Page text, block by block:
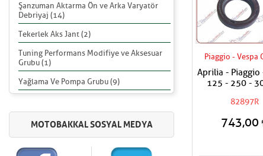
Şanzuman Aktarma Ön ve Arka Varyatör
Debriyaj (14)
Tekerlek Aks Jant (2)
Tuning Performans Modifiye ve Aksesuar
Grubu (1)
Yağlama Ve Pompa Grubu (9)
Piaggio - Vespa
Aprilia - Piaggio
125 - 250 -
82897R
743,00